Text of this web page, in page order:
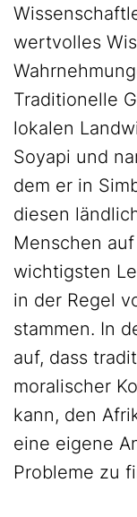
wertvolles
Traditionelle
lokalen
Soyapi und
dem er in
diesen
Menschen
wichtigsten
in der Regel
stammen. In
auf, dass
moralischer
kann, den
eine eigene
Probleme zu